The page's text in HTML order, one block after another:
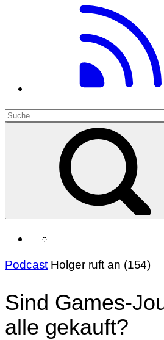
Podcast Holger ruft an (154)
Sind Games-
alle gekauft?